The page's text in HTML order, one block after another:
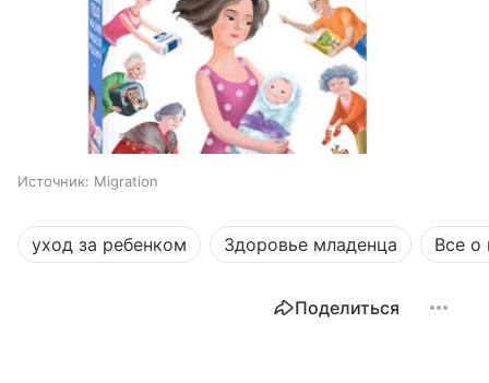
Источник: Migration
уход за ребенком Здоровье младенца Все о
Поделиться